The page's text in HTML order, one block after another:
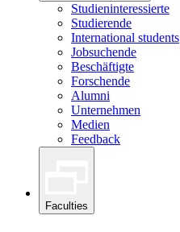
Studieninteressierte
Studierende
International students
Jobsuchende
Beschäftigte
Forschende
Alumni
Unternehmen
Medien
Feedback
Faculties